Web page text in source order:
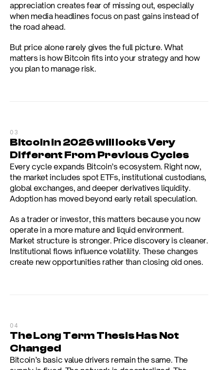
appreciation creates fear of missing out, especially
when media headlines focus on past gains instead of
the road ahead.
But price alone rarely gives the full picture. What
matters is how Bitcoin fits into your strategy and how
you plan to manage risk.
03
Bitcoin in 2026 will looks Very
Different From Previous Cycles
Every cycle expands Bitcoin’s ecosystem. Right now,
the market includes spot ETFs, institutional custodians,
global exchanges, and deeper derivatives liquidity.
Adoption has moved beyond early retail speculation.
As a trader or investor, this matters because you now
operate in a more mature and liquid environment.
Market structure is stronger. Price discovery is cleaner.
Institutional flows influence volatility. These changes
create new opportunities rather than closing old ones.
04
The Long Term Thesis Has Not
Changed
Bitcoin’s basic value drivers remain the same. The